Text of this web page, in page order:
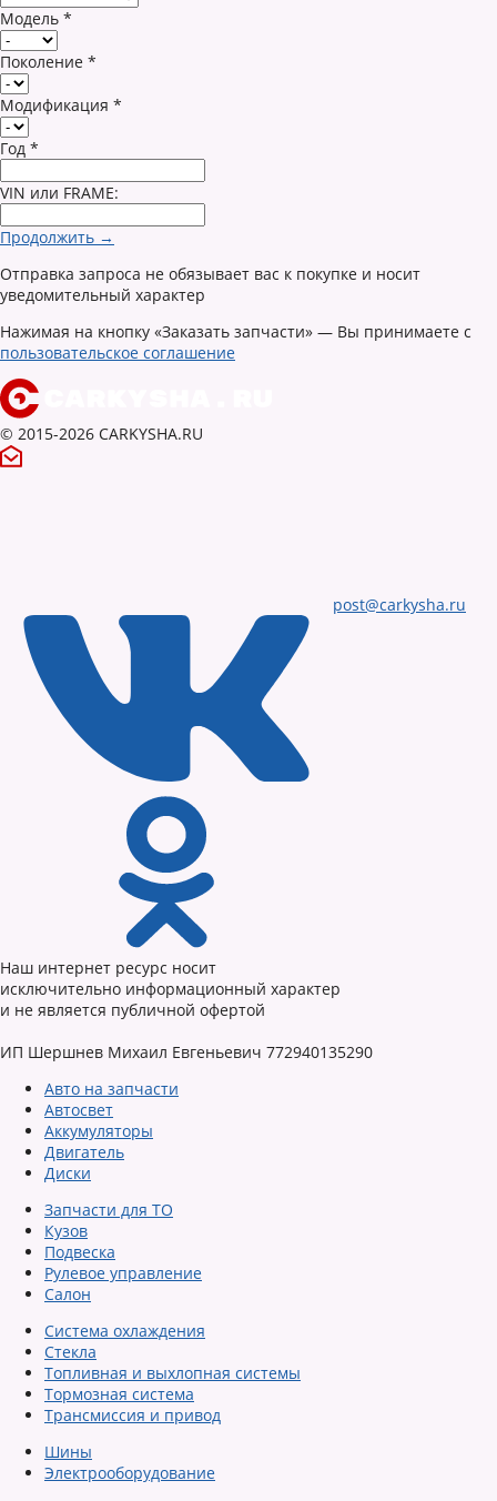
Модель *
Поколение *
Модификация *
Год *
VIN или FRAME:
Продолжить →
Отправка запроса не обязывает вас к покупке и носит
уведомительный характер
Нажимая на кнопку «Заказать запчасти» — Вы принимаете с
пользовательское соглашение
© 2015-2026 CARKYSHA.RU
post@carkysha.ru
Наш интернет ресурс носит
исключительно информационный характер
и не является публичной офертой
ИП Шершнев Михаил Евгеньевич 772940135290
Авто на запчасти
Автосвет
Аккумуляторы
Двигатель
Диски
Запчасти для ТО
Кузов
Подвеска
Рулевое управление
Салон
Система охлаждения
Стекла
Топливная и выхлопная системы
Тормозная система
Трансмиссия и привод
Шины
Электрооборудование